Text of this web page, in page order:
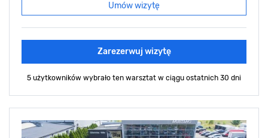
Umów wizytę
Zarezerwuj wizytę
5 użytkowników wybrało ten warsztat w ciągu ostatnich 30 dni